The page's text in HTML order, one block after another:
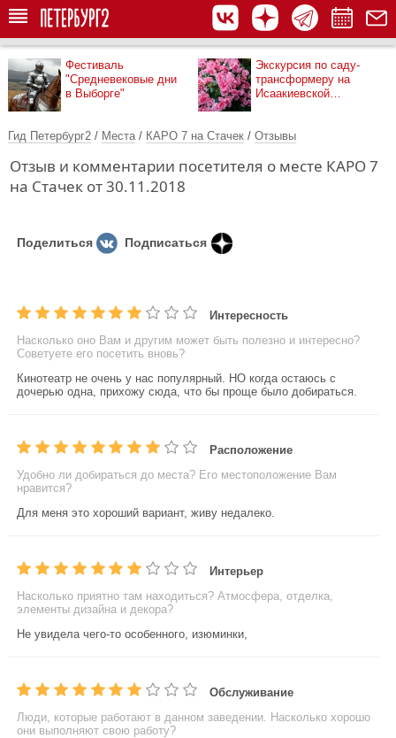
Фестиваль
"Средневековые дни
в Выборге"
Экскурсия по саду-
трансформеру на
Исаакиевской
Гид Петербург2 / Места / КАРО 7 на Стачек / Отзывы
Отзыв и комментарии посетителя о месте КАРО 7
на Стачек от 30.11.2018
Поделиться Подписаться
Интересность
Насколько оно Вам и другим может быть полезно и интересно?
Советуете его посетить вновь?
Кинотеатр не очень у нас популярный. НО когда остаюсь с
дочерью одна, прихожу сюда, что бы проще было добираться.
Расположение
Удобно ли добираться до места? Его местоположение Вам
нравится?
Для меня это хороший вариант, живу недалеко.
Интерьер
Насколько приятно там находиться? Атмосфера, отделка,
элементы дизайна и декора?
Не увидела чего-то особенного, изюминки,
Обслуживание
Люди, которые работают в данном заведении. Насколько хорошо
они выполняют свою работу?